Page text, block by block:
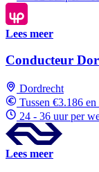
Lees meer
Conducteur
Dordrecht
Tussen €3.186
24 - 36 uur per
Lees meer